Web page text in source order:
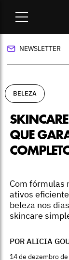
um nécessaire
NEWSLETTER
BELEZA
QUE
Com fórmulas
ativos
beleza nos
skincare
POR ALICIA
14 de dezembro